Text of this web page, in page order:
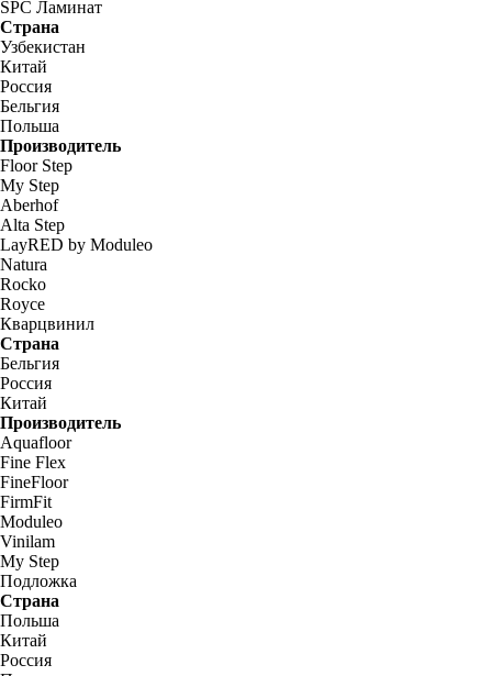
SPC Ламинат
Страна
Узбекистан
Китай
Россия
Бельгия
Польша
Производитель
Floor Step
My Step
Aberhof
Alta Step
LayRED by Moduleo
Natura
Rocko
Royce
Кварцвинил
Страна
Бельгия
Россия
Китай
Производитель
Aquafloor
Fine Flex
FineFloor
FirmFit
Moduleo
Vinilam
My Step
Подложка
Страна
Польша
Китай
Россия